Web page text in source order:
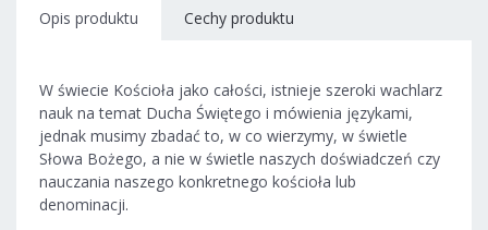
Opis produktu Cechy produktu
W świecie Kościoła jako całości, istnieje szeroki wachlarz
nauk na temat Ducha Świętego i mówienia językami,
jednak musimy zbadać to, w co wierzymy, w świetle
Słowa Bożego, a nie w świetle naszych doświadczeń czy
nauczania naszego konkretnego kościoła lub
denominacji.